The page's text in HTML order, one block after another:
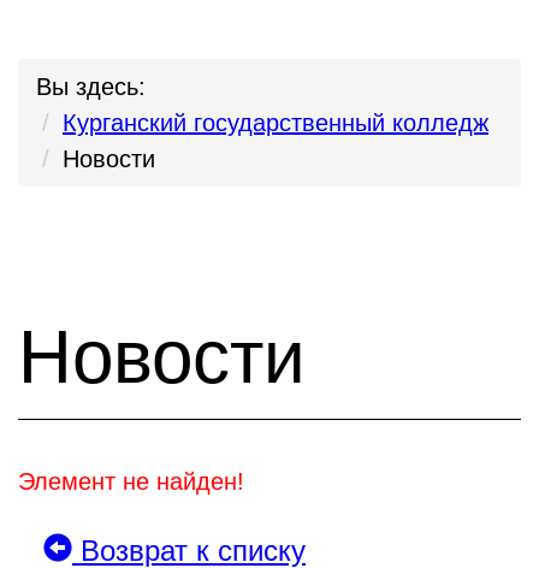
Вы здесь:
Курганский государственный колледж
Новости
Новости
Элемент не найден!
Возврат к списку